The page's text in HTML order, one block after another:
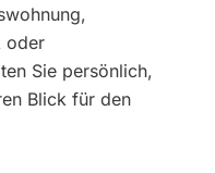
oder
Sie persönlich,
Blick für den